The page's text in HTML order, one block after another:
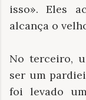
isso». Eles
alcança o
No terceiro,
ser um
foi levado